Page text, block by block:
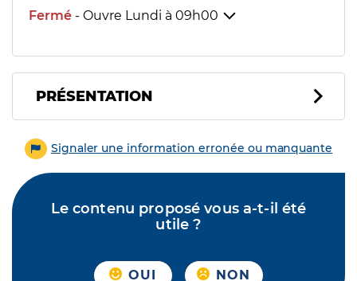
Fermé - Ouvre Lundi à 09h00
PRÉSENTATION
Signaler une information erronée ou manquante
Le contenu proposé vous a-t-il été
utile ?
OUI NON